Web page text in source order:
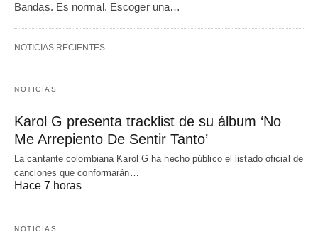
Bandas. Es normal. Escoger una…
NOTICIAS RECIENTES
NOTICIAS
Karol G presenta tracklist de su álbum ‘No
Me Arrepiento De Sentir Tanto’
La cantante colombiana Karol G ha hecho público el listado oficial de
canciones que conformarán…
Hace 7 horas
NOTICIAS